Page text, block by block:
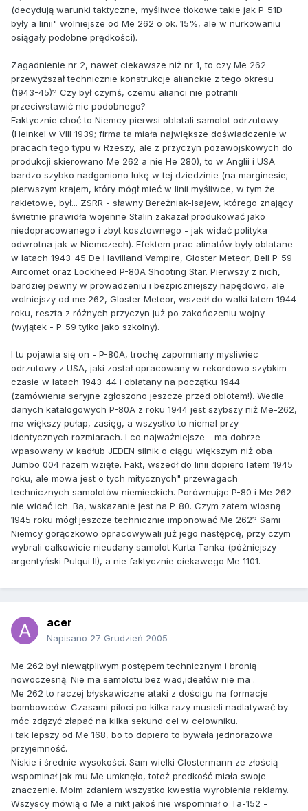
(decydują warunki taktyczne, myśliwce tłokowe takie jak P-51D
były a linii" wolniejsze od Me 262 o ok. 15%, ale w nurkowaniu
osiągały podobne prędkości).
Zagadnienie nr 2, nawet ciekawsze niż nr 1, to czy Me 262
przewyższał technicznie konstrukcje alianckie z tego okresu
(1943-45)? Czy był czymś, czemu alianci nie potrafili
przeciwstawić nic podobnego?
Faktycznie choć to Niemcy pierwsi oblatali samolot odrzutowy
(Heinkel w VIII 1939; firma ta miała największe doświadczenie w
pracach tego typu w Rzeszy, ale z przyczyn pozawojskowych do
produkcji skierowano Me 262 a nie He 280), to w Anglii i USA
bardzo szybko nadgoniono lukę w tej dziedzinie (na marginesie;
pierwszym krajem, który mógł mieć w linii myśliwce, w tym że
rakietowe, był... ZSRR - sławny Bereżniak-Isajew, którego znający
świetnie prawidła wojenne Stalin zakazał produkować jako
niedopracowanego i zbyt kosztownego - jak widać polityka
odwrotna jak w Niemczech). Efektem prac alinatów były oblatane
w latach 1943-45 De Havilland Vampire, Gloster Meteor, Bell P-59
Aircomet oraz Lockheed P-80A Shooting Star. Pierwszy z nich,
bardziej pewny w prowadzeniu i bezpiczniejszy napędowo, ale
wolniejszy od me 262, Gloster Meteor, wszedł do walki latem 1944
roku, reszta z różnych przyczyn już po zakończeniu wojny
(wyjątek - P-59 tylko jako szkolny).
I tu pojawia się on - P-80A, trochę zapomniany mysliwiec
odrzutowy z USA, jaki został opracowany w rekordowo szybkim
czasie w latach 1943-44 i oblatany na początku 1944
(zamówienia seryjne zgłoszono jeszcze przed oblotem!). Wedle
danych katalogowych P-80A z roku 1944 jest szybszy niż Me-262,
ma większy pułap, zasięg, a wszystko to niemal przy
identycznych rozmiarach. I co najważniejsze - ma dobrze
wpasowany w kadłub JEDEN silnik o ciągu większym niż oba
Jumbo 004 razem wzięte. Fakt, wszedł do linii dopiero latem 1945
roku, ale mowa jest o tych mitycznych" przewagach
technicznych samolotów niemieckich. Porównując P-80 i Me 262
nie widać ich. Ba, wskazanie jest na P-80. Czym zatem wiosną
1945 roku mógł jeszcze technicznie imponować Me 262? Sami
Niemcy gorączkowo opracowywali już jego następcę, przy czym
wybrali całkowicie nieudany samolot Kurta Tanka (późniejszy
argentyński Pulqui II), a nie faktycznie ciekawego Me 1101.
acer
Napisano 27 Grudzień 2005
Me 262 był niewątpliwym postępem technicznym i bronią
nowoczesną. Nie ma samolotu bez wad,ideałów nie ma .
Me 262 to raczej błyskawiczne ataki z dościgu na formacje
bombowców. Czasami piloci po kilka razy musieli nadlatywać by
móc zdązyć złapać na kilka sekund cel w celowniku.
i tak lepszy od Me 168, bo to dopiero to bywała jednorazowa
przyjemność.
Niskie i średnie wysokości. Sam wielki Clostermann ze złością
wspominał jak mu Me umknęło, toteż predkość miała swoje
znaczenie. Moim zdaniem wszystko kwestia wyrobienia reklamy.
Wszyscy mówią o Me a nikt jakoś nie wspomniał o Ta-152 -